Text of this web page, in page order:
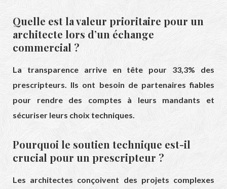
Quelle est la valeur prioritaire pour un
architecte lors d’un échange
commercial ?
La transparence arrive en tête pour 33,3% des
prescripteurs. Ils ont besoin de partenaires fiables
pour rendre des comptes à leurs mandants et
sécuriser leurs choix techniques.
Pourquoi le soutien technique est-il
crucial pour un prescripteur ?
Les architectes conçoivent des projets complexes